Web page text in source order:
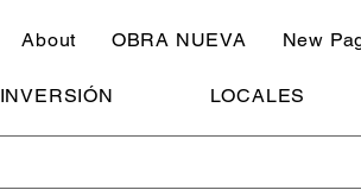
About OBRA NUEVA New
INVERSIÓN LOCALES